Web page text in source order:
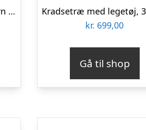
Kradsetræ 160 cm kattetårn med hængekøje, stige, hule, 2 plysbolde, sisalstolper, 48 x 48 x 160 cm, beige
kr. 699,00
Gå til shop